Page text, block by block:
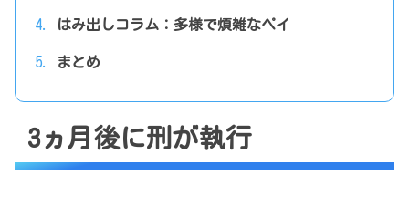
はみ出しコラム：多様で煩雑なペイ
まとめ
3ヵ月後に刑が執行